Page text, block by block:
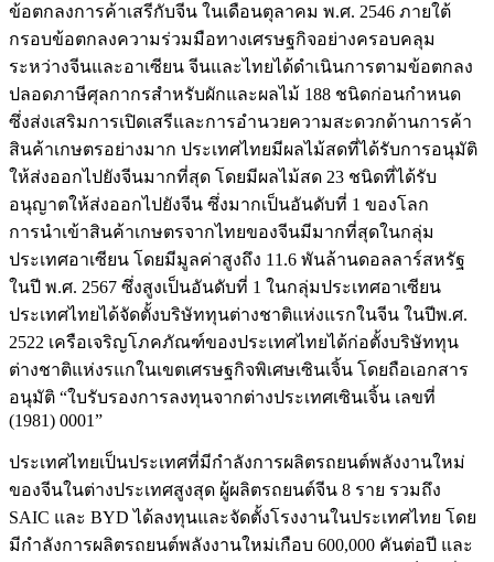
ข้อตกลงการค้าเสรีกับจีน ในเดือนตุลาคม พ.ศ. 2546 ภายใต้
กรอบข้อตกลงความร่วมมือทางเศรษฐกิจอย่างครอบคลุม
ระหว่างจีนและอาเซียน จีนและไทยได้ดำเนินการตามข้อตกลง
ปลอดภาษีศุลกากรสำหรับผักและผลไม้ 188 ชนิดก่อนกำหนด
ซึ่งส่งเสริมการเปิดเสรีและการอำนวยความสะดวกด้านการค้า
สินค้าเกษตรอย่างมาก ประเทศไทยมีผลไม้สดที่ได้รับการอนุมัติ
ให้ส่งออกไปยังจีนมากที่สุด โดยมีผลไม้สด 23 ชนิดที่ได้รับ
อนุญาตให้ส่งออกไปยังจีน ซึ่งมากเป็นอันดับที่ 1 ของโลก
การนำเข้าสินค้าเกษตรจากไทยของจีนมีมากที่สุดในกลุ่ม
ประเทศอาเซียน โดยมีมูลค่าสูงถึง 11.6 พันล้านดอลลาร์สหรัฐ
ในปี พ.ศ. 2567 ซึ่งสูงเป็นอันดับที่ 1 ในกลุ่มประเทศอาเซียน
ประเทศไทยได้จัดตั้งบริษัททุนต่างชาติแห่งแรกในจีน ในปีพ.ศ.
2522 เครือเจริญโภคภัณฑ์ของประเทศไทยได้ก่อตั้งบริษัททุน
ต่างชาติแห่งรแกในเขตเศรษฐกิจพิเศษเซินเจิ้น โดยถือเอกสาร
อนุมัติ “ใบรับรองการลงทุนจากต่างประเทศเซินเจิ้น เลขที่
(1981) 0001”
ประเทศไทยเป็นประเทศที่มีกำลังการผลิตรถยนต์พลังงานใหม่
ของจีนในต่างประเทศสูงสุด ผู้ผลิตรถยนต์จีน 8 ราย รวมถึง
SAIC และ BYD ได้ลงทุนและจัดตั้งโรงงานในประเทศไทย โดย
มีกำลังการผลิตรถยนต์พลังงานใหม่เกือบ 600,000 คันต่อปี และ